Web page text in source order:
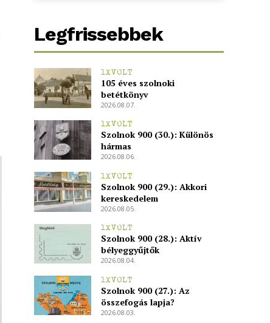
Legfrissebbek
1XVOLT
105 éves szolnoki
betétkönyv
2026.08.07.
1XVOLT
Szolnok 900 (30.): Különös
hármas
2026.08.06.
1XVOLT
Szolnok 900 (29.): Akkori
kereskedelem
2026.08.05.
1XVOLT
Szolnok 900 (28.): Aktív
bélyeggyűjtők
2026.08.04.
1XVOLT
Szolnok 900 (27.): Az
összefogás lapja?
2026.08.03.